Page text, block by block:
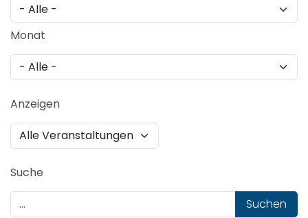
Monat
Anzeigen
Suche
Suchen